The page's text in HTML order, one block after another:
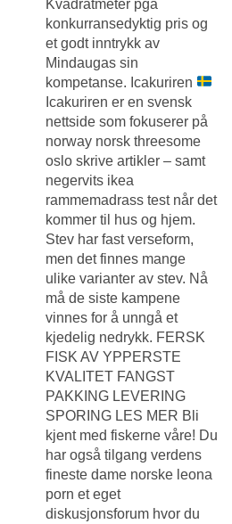
Kvadratmeter pga
konkurransedyktig pris og
et godt inntrykk av
Mindaugas sin
kompetanse. Icakuriren
Icakuriren er en svensk
nettside som fokuserer på
norway norsk threesome
oslo skrive artikler – samt
negervits ikea
rammemadrass test når det
kommer til hus og hjem.
Stev har fast verseform,
men det finnes mange
ulike varianter av stev. Nå
må de siste kampene
vinnes for å unngå et
kjedelig nedrykk. FERSK
FISK AV YPPERSTE
KVALITET FANGST
PAKKING LEVERING
SPORING LES MER Bli
kjent med fiskerne våre! Du
har også tilgang verdens
fineste dame norske leona
porn et eget
diskusjonsforum hvor du